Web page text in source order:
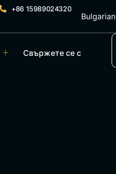
+86 15989024320
Bulgarian
Свържете се с